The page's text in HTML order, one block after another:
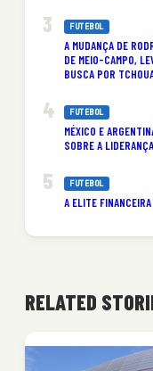
FUTEBOL
A MUDANÇA DE
DE MEIO-CAMPO,
BUSCA POR
FUTEBOL
MÉXICO E
SOBRE A
FUTEBOL
A ELITE
RELATED